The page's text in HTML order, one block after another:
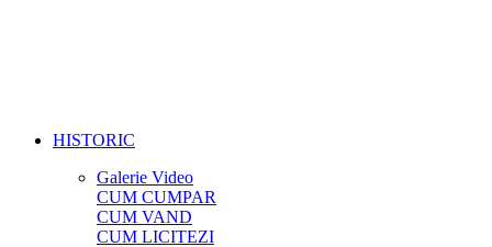
HISTORIC
Galerie Video
CUM CUMPAR
CUM VAND
CUM LICITEZI